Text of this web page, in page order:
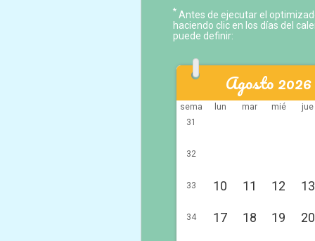
* Antes de ejecutar el
haciendo clic en los días del
puede definir:
Agosto 2026
sema lun mar mié
jue
31
32
33 10 11 12 13
34 17 18 19 20